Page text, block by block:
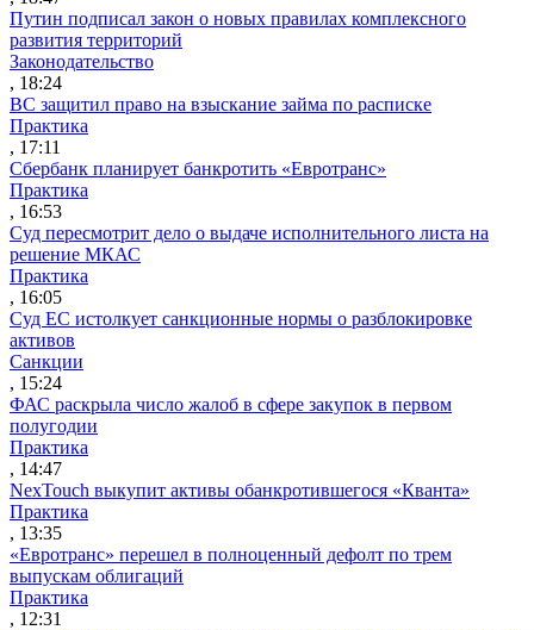
Путин подписал закон о новых правилах комплексного
развития территорий
Законодательство
, 18:24
ВС защитил право на взыскание займа по расписке
Практика
, 17:11
Сбербанк планирует банкротить «Евротранс»
Практика
, 16:53
Суд пересмотрит дело о выдаче исполнительного листа на
решение МКАС
Практика
, 16:05
Суд ЕС истолкует санкционные нормы о разблокировке
активов
Санкции
, 15:24
ФАС раскрыла число жалоб в сфере закупок в первом
полугодии
Практика
, 14:47
NexTouch выкупит активы обанкротившегося «Кванта»
Практика
, 13:35
«Евротранс» перешел в полноценный дефолт по трем
выпускам облигаций
Практика
, 12:31